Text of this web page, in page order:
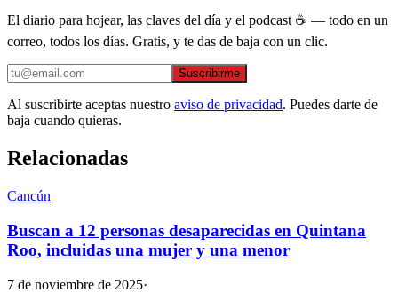
El diario para hojear, las claves del día y el podcast ☕ — todo en un
correo, todos los días. Gratis, y te das de baja con un clic.
Suscribirme
Al suscribirte aceptas nuestro aviso de privacidad. Puedes darte de
baja cuando quieras.
Relacionadas
Cancún
Buscan a 12 personas desaparecidas en Quintana
Roo, incluidas una mujer y una menor
7 de noviembre de 2025·